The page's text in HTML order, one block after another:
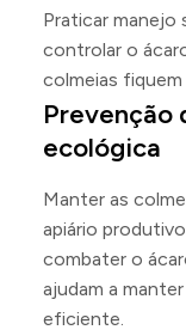
Praticar manejo
controlar o
colmeias
Prevenção
ecológica
Manter as
apiário
combater o
ajudam a
eficiente.